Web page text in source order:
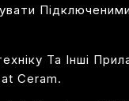
Та Інші
Ceram.